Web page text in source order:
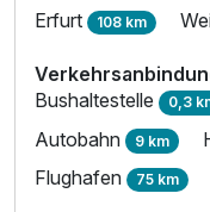
Erfurt 108 km
Bushaltestelle 0,3
Autobahn 9 km
Flughafen 75 km